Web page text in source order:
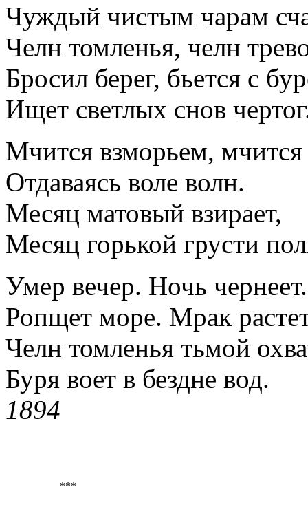
Чуждый чистым чарам
Челн томленья, челн
Бросил берег, бьется с
Ищет светлых снов
Мчится взморьем,
Отдаваясь воле волн.
Месяц матовый взирает,
Месяц горькой грусти
Умер вечер. Ночь чернеет.
Ропщет море. Мрак
Челн томленья тьмой
Буря воет в бездне вод.
1894
***